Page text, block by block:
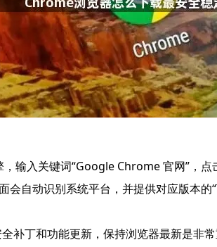
输入关键词“Google Chrome 官网”，
自动识别系统平台，并提供对应版本的
补丁和功能更新，保持浏览器最新是非